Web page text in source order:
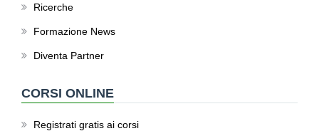
Ricerche
Formazione News
Diventa Partner
CORSI ONLINE
Registrati gratis ai corsi